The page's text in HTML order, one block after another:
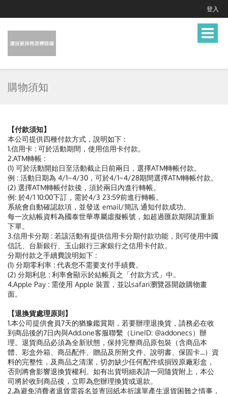
登入
Toggle
購物須知
【付款須知】
本公司提供四種付款方式，說明如下 :
1.信用卡 : 可於活動期間，使用信用卡付款。
2.ATM轉帳 :
(1) 可於活動開始日至活動截止日前兩日，選擇ATM轉帳付款。
例 : 活動日期為 4/1~4/30，可於4/1~4/28期間選擇ATM轉帳付款。
(2) 選擇ATM轉帳付款後，須於兩日內進行轉帳。
例: 於4/1 10:00下訂，需於4/3 23:59前進行轉帳。
系統會自動確認款項，並發送 email/簡訊 通知付款成功。
每一次結帳資料為國泰世華專屬虛擬帳號，如超過匯款期限請重新
下單。
3.信用卡分期 : 若該活動有提供信用卡分期付款功能，則可使用中國
信託、台新銀行、玉山銀行三家銀行之信用卡付款。
分期付款之手續費說明如下 :
(1) 分期零利率 : 代表您不需要支付手績費。
(2) 分期利息 : 利率會顯示於結帳頁之「付款方式」中。
4.Apple Pay : 需使用 Apple 裝置，並以safari瀏覽器開啟購物畫
面。
【退換貨處理原則】
1.本公司提供會員7天的猶豫鑑賞期，若要辦理退換貨，請務必在收
到商品後的7日內與Add.one客服聯繫（LineID: @addonecs）辦
理。退貨商品必須為全新狀態，保持完整商品原包裝（含商品本
體、彩盒外箱、商品配件、贈品及所附文件、說明書、保固卡...）資
料的完整性，及商品之清潔，切勿缺少任何配件或損毀原廠彩盒，
否則將會影響退換貨權利。如有出貨明細表請一同隨貨附上，本公
司將於收到商品後，立即為您辦理換貨或退款。
2.為避免消費者退貨需簽名並寄回紙本折讓單產生退貨困難之情事，